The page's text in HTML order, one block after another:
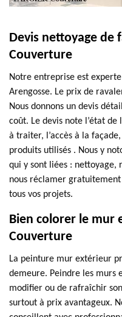
Devis nettoyage de
Couverture
Notre entreprise est
Arengosse. Le prix de
Nous donnons un devis
coût. Le devis note l’état
à traiter, l’accès à la
produits utilisés . Nous y
qui y sont liées : nettoyage,
nous réclamer
tous vos projets.
Bien colorer le mur
Couverture
La peinture mur extérieur
demeure. Peindre les murs
modifier ou de rafraîchir
surtout à prix avantageux.